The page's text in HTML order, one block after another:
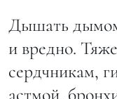
Дышать
и вредно.
сердчникам,
астмой,